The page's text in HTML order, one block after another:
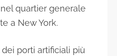
quartier generale
a New York.
porti artificiali più